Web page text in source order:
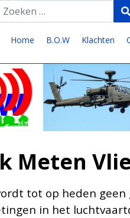
Home B.O.W Klachten
Meten
tot op heden
in het